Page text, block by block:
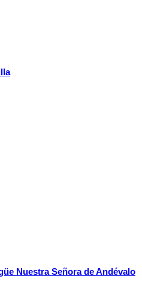
Nuestra Señora de Andévalo